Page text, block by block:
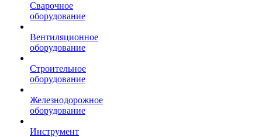
Сварочное
оборудование
Вентиляционное
оборудование
Строительное
оборудование
Железнодорожное
оборудование
Инструмент